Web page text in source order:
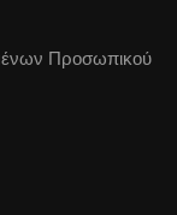
Προσωπικού